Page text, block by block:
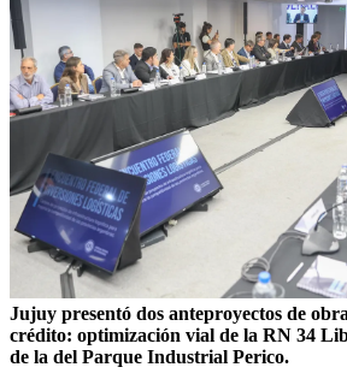
Jujuy presentó dos anteproyectos de
crédito: optimización vial de la RN 34
de la del Parque Industrial Perico.